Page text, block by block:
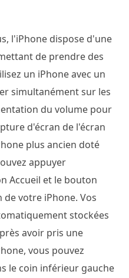
l'iPhone dispose d'une
de prendre des
un iPhone avec un
simultanément sur les
du volume pour
d'écran de l'écran
plus ancien doté
appuyer
Accueil et le bouton
votre iPhone. Vos
stockées
avoir pris une
vous pouvez
le coin inférieur gauche